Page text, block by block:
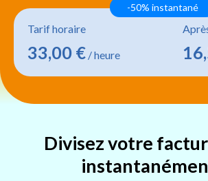
Tarif horaire
33,00 € / heure
-50% instantané
Divisez votre